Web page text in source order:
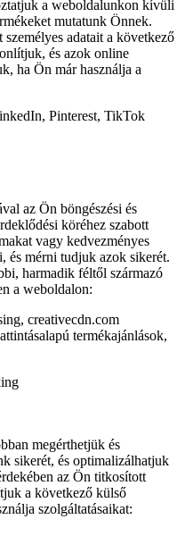
a weboldalunkon kívüli
mutatunk Önnek.
adatait a következő
és azok online
ha Ön már használja a
Pinterest, TikTok
az Ön böngészési és
köréhez szabott
vagy kedvezményes
és mérni tudjuk azok sikerét.
harmadik féltől származó
a weboldalon:
creativecdn.com
termékajánlások,
megérthetjük és
sikerét, és optimalizálhatjuk
az Ön titkosított
a következő külső
szolgáltatásaikat: